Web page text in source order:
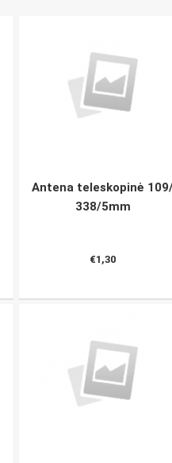
Antena teleskopinė
338/5mm
€1,30